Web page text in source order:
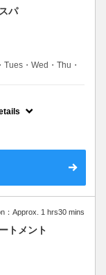
パ
・Wed・Thu・
ーポンです★
ーブロー込●ロング料
べるシャンプー付き●
：Approx. 1 hrs30 mins
トメント